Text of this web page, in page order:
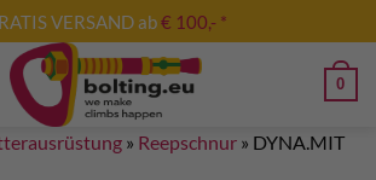
VERSAND ab€ 100,- *
0
» Reepschnur » DYNA.MIT